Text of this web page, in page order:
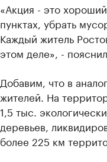
«Акция - это
пунктах, убрать
Каждый житель
этом деле», -
Добавим, что в
жителей. На
1,5 тыс.
деревьев,
более 225 км